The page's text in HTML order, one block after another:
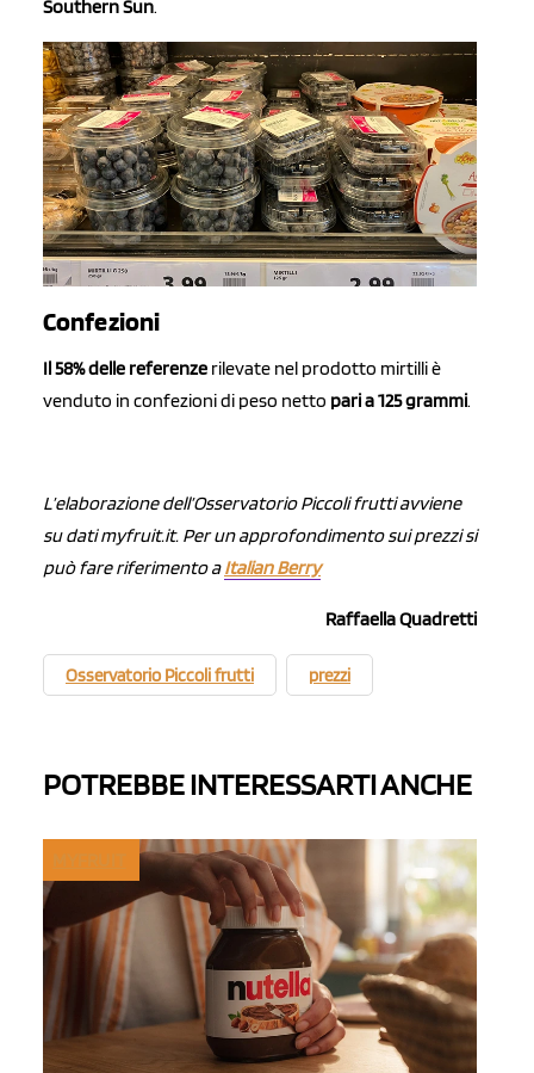
Southern Sun.
Confezioni
Il 58% delle referenze rilevate nel prodotto mirtilli è
venduto in confezioni di peso netto pari a 125 grammi.
L’elaborazione dell’Osservatorio Piccoli frutti avviene
su dati myfruit.it. Per un approfondimento sui prezzi si
può fare riferimento aItalian Berry
Raffaella Quadretti
Osservatorio Piccoli frutti prezzi
POTREBBE INTERESSARTI ANCHE